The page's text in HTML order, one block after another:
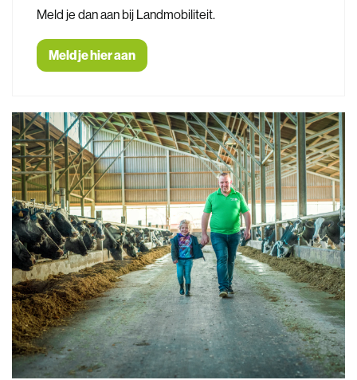
Meld je dan aan bij Landmobiliteit.
Meld je hier aan